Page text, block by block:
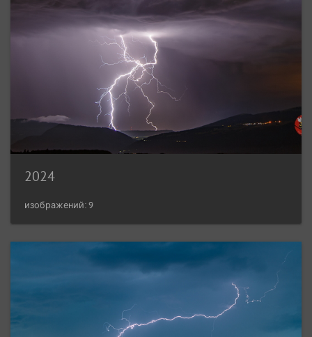
2024
изображений: 9